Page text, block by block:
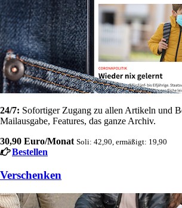
24/7: Sofortiger Zugang zu allen Artikeln und
Mailausgabe, Features, das ganze Archiv.
30,90 Euro/Monat Soli: 42,90, ermäßigt: 19,90
Bestellen
Verschenken